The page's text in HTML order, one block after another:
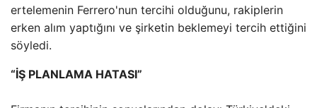
ertelemenin Ferrero'nun tercihi olduğunu, rakiplerin
erken alım yaptığını ve şirketin beklemeyi tercih ettiğini
söyledi.
“İŞ PLANLAMA HATASI”